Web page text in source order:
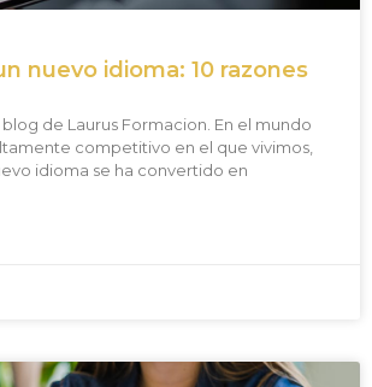
nuevo idioma: 10 razones
blog de Laurus Formacion. En el mundo
competitivo en el que vivimos,
idioma se ha convertido en